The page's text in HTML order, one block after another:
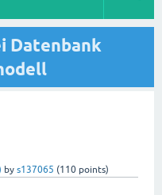
Datenbank
by s137065 (110 points)